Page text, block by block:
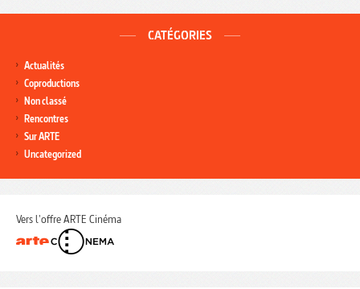
CATÉGORIES
Actualités
Coproductions
Non classé
Rencontres
Sur ARTE
Uncategorized
Vers l'offre ARTE Cinéma